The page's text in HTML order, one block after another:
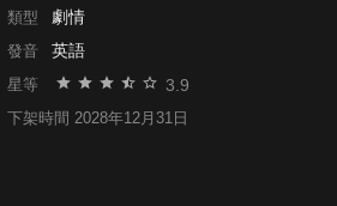
類型 劇情
發音 英語
星等 3.9
下架時間 2028年12月31日